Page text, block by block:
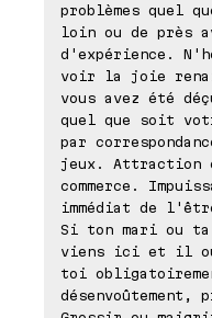
problèmes quel
loin ou de près
d'expérience.
voir la joie
vous avez été
quel que soit
par
jeux. Attraction
commerce.
immédiat de
Si ton mari ou
viens ici et il
toi
désenvoûtement,